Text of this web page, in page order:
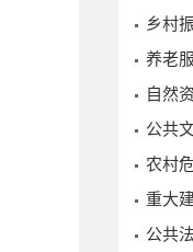
乡村
养老
自然
公共
农村
重大
公共